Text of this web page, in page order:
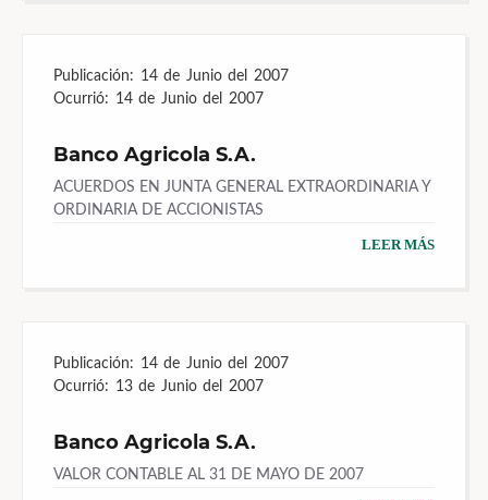
Publicación: 14 de Junio del 2007
Ocurrió: 14 de Junio del 2007
Banco Agricola S.A.
ACUERDOS EN JUNTA GENERAL EXTRAORDINARIA Y
ORDINARIA DE ACCIONISTAS
LEER MÁS
Publicación: 14 de Junio del 2007
Ocurrió: 13 de Junio del 2007
Banco Agricola S.A.
VALOR CONTABLE AL 31 DE MAYO DE 2007